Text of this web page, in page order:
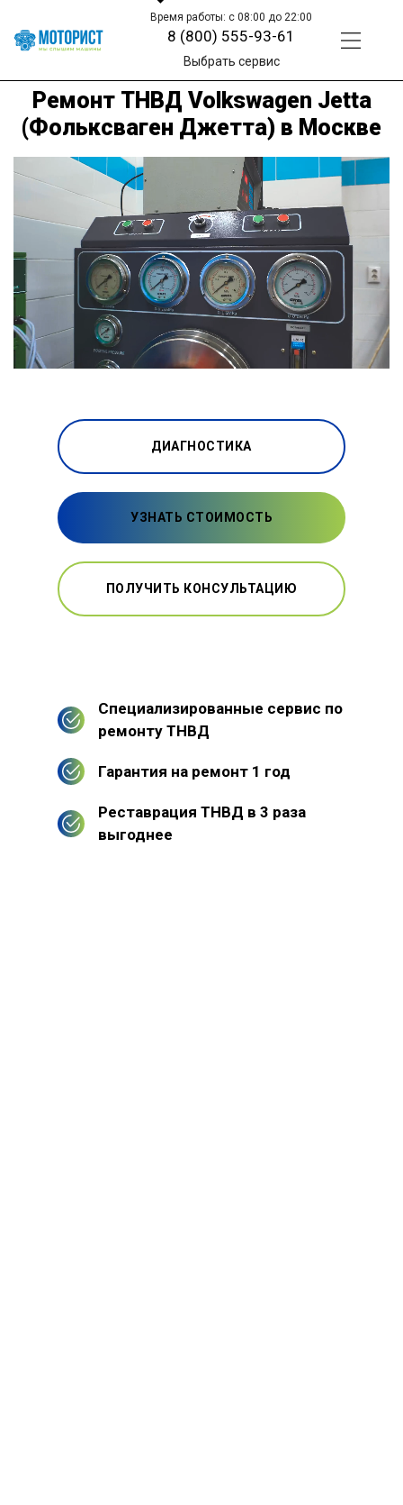
Время работы: с 08:00 до 22:00
8 (800) 555-93-61
Выбрать сервис
Ремонт ТНВД Volkswagen Jetta
(Фольксваген Джетта) в Москве
ДИАГНОСТИКА
УЗНАТЬ СТОИМОСТЬ
ПОЛУЧИТЬ КОНСУЛЬТАЦИЮ
Специализированные сервис по
ремонту ТНВД
Гарантия на ремонт 1 год
Реставрация ТНВД в 3 раза
выгоднее